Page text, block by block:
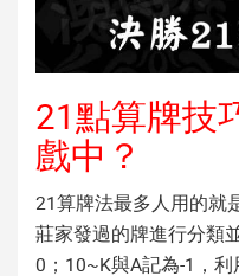
21點算牌技
戲中？
21算牌法最多人用的就
莊家發過的牌進行分類
0；10~K與A記為-1，